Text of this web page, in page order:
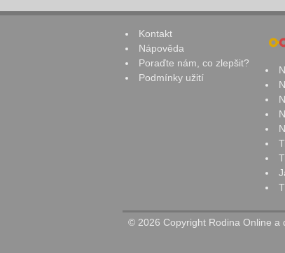
Kontakt
Nápověda
Poraďte nám, co zlepšit?
Podmínky užití
© 2026 Copyright Rodina Online a